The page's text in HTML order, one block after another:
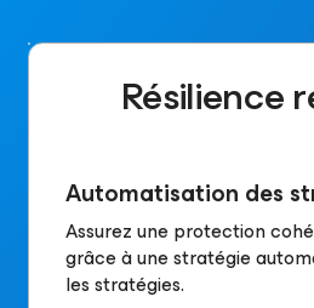
Résilience
Automatisation des
Assurez une protection
grâce à une stratégie
les stratégies.